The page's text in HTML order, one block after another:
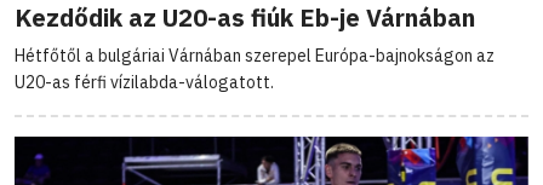
Kezdődik az U20-as fiúk Eb-je Várnában
Hétfőtől a bulgáriai Várnában szerepel Európa-bajnokságon az
U20-as férfi vízilabda-válogatott.